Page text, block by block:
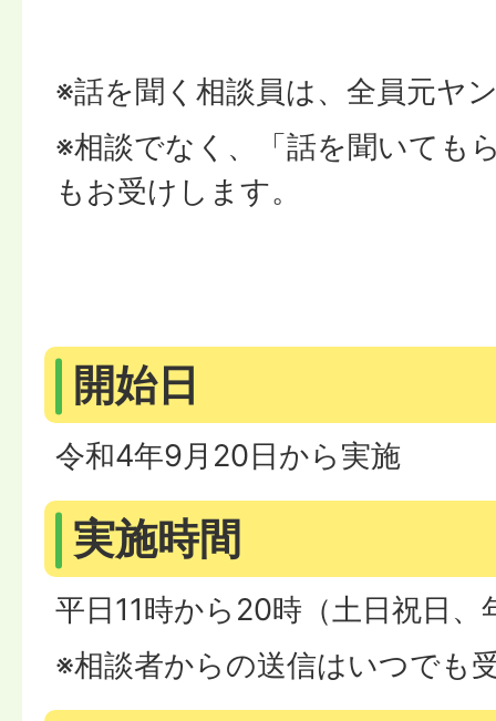
※話を聞く相談員は、全員元ヤ
※相談でなく、「話を聞いても
もお受けします。
開始日
令和4年9月20日から実施
実施時間
平日11時から20時（土日祝日、
※相談者からの送信はいつでも